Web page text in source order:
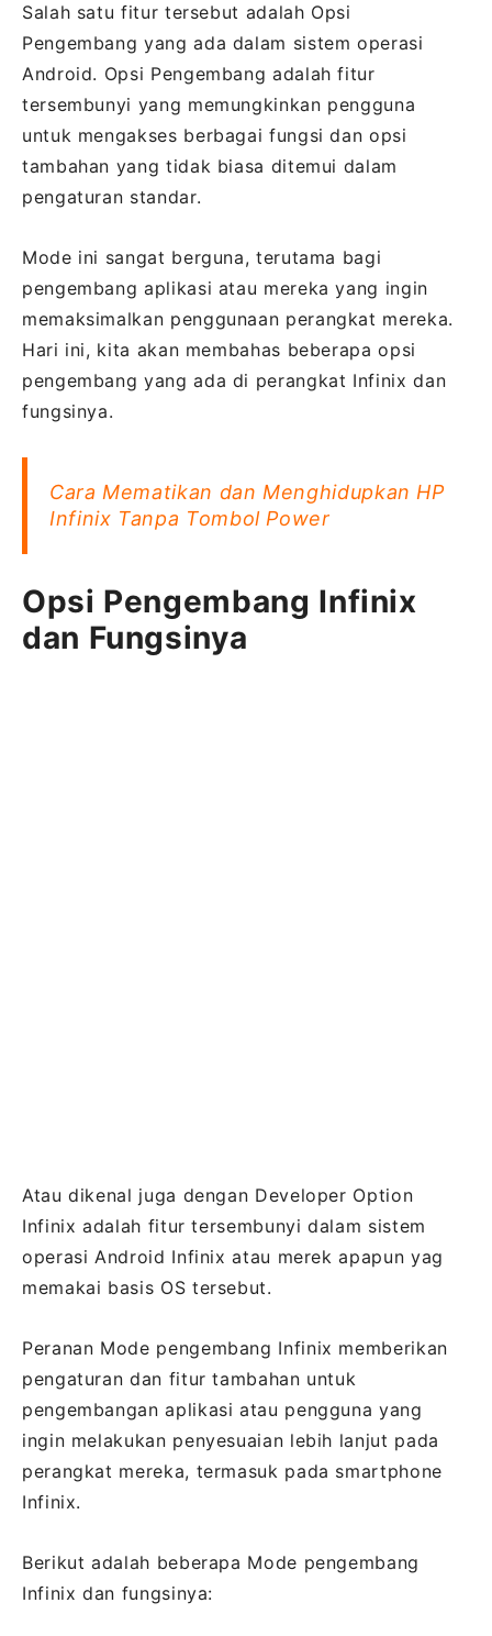
Salah satu fitur tersebut adalah Opsi
Pengembang yang ada dalam sistem operasi
Android. Opsi Pengembang adalah fitur
tersembunyi yang memungkinkan pengguna
untuk mengakses berbagai fungsi dan opsi
tambahan yang tidak biasa ditemui dalam
pengaturan standar.
Mode ini sangat berguna, terutama bagi
pengembang aplikasi atau mereka yang ingin
memaksimalkan penggunaan perangkat mereka.
Hari ini, kita akan membahas beberapa opsi
pengembang yang ada di perangkat Infinix dan
fungsinya.
Cara Mematikan dan Menghidupkan HP
Infinix Tanpa Tombol Power
Opsi Pengembang Infinix
dan Fungsinya
Atau dikenal juga dengan Developer Option
Infinix adalah fitur tersembunyi dalam sistem
operasi Android Infinix atau merek apapun yag
memakai basis OS tersebut.
Peranan Mode pengembang Infinix memberikan
pengaturan dan fitur tambahan untuk
pengembangan aplikasi atau pengguna yang
ingin melakukan penyesuaian lebih lanjut pada
perangkat mereka, termasuk pada smartphone
Infinix.
Berikut adalah beberapa Mode pengembang
Infinix dan fungsinya: